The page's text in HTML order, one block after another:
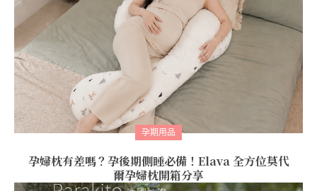
孕期用品
孕婦枕有差嗎？孕後期側睡必備！Elava 全方位莫代
爾孕婦枕開箱分享